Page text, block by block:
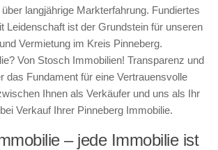
langjährige Markterfahrung. Fundiertes
Leidenschaft ist der Grundstein für unseren
Vermietung im Kreis Pinneberg.
Von Stosch Immobilien! Transparenz und
das Fundament für eine Vertrauensvolle
Ihnen als Verkäufer und uns als Ihr
Verkauf Ihrer Pinneberg Immobilie.
– jede Immobilie ist